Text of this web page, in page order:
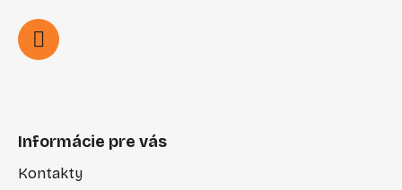
Informácie pre vás
Kontakty